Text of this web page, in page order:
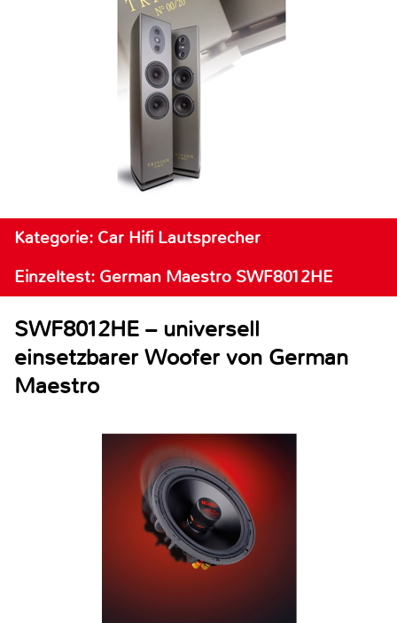
Kategorie: Car Hifi Lautsprecher
Einzeltest: German Maestro SWF8012HE
SWF8012HE – universell
einsetzbarer Woofer von German
Maestro